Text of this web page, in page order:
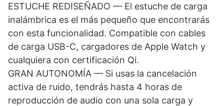
ESTUCHE REDISEÑADO — El estuche de carga
inalámbrica es el más pequeño que encontrarás
con esta funcionalidad. Compatible con cables
de carga USB-C, cargadores de Apple Watch y
cualquiera con certificación Qi.
GRAN AUTONOMÍA — Si usas la cancelación
activa de ruido, tendrás hasta 4 horas de
reproducción de audio con una sola carga y